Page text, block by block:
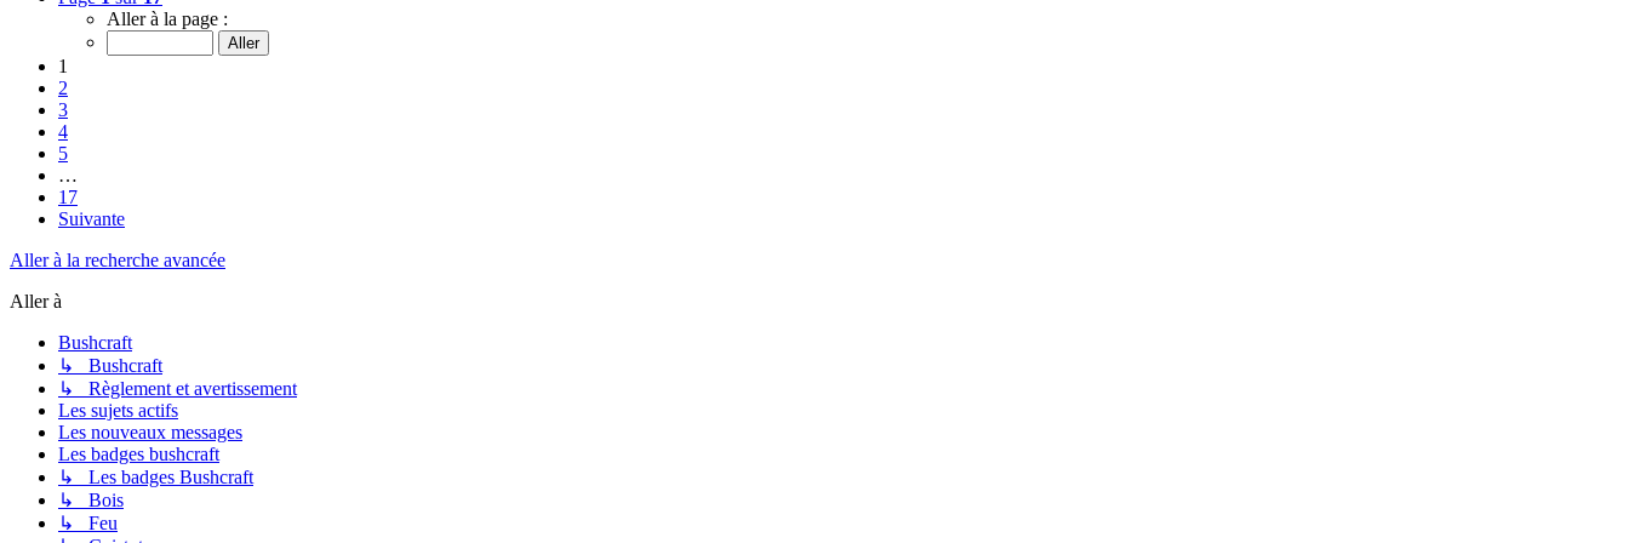
Aller à la page :
1
2
3
4
5
…
17
Suivante
Aller à la recherche avancée
Aller à
Bushcraft
↳ Bushcraft
↳ Règlement et avertissement
Les sujets actifs
Les nouveaux messages
Les badges bushcraft
↳ Les badges Bushcraft
↳ Bois
↳ Feu